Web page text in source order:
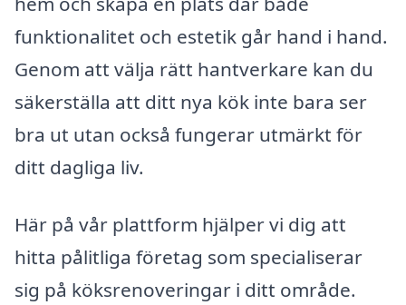
funktionalitet och estetik går hand i hand.
Genom att välja rätt hantverkare kan du
säkerställa att ditt nya kök inte bara ser
bra ut utan också fungerar utmärkt för
ditt dagliga liv.
Här på vår plattform hjälper vi dig att
hitta pålitliga företag som specialiserar
sig på köksrenoveringar i ditt område.